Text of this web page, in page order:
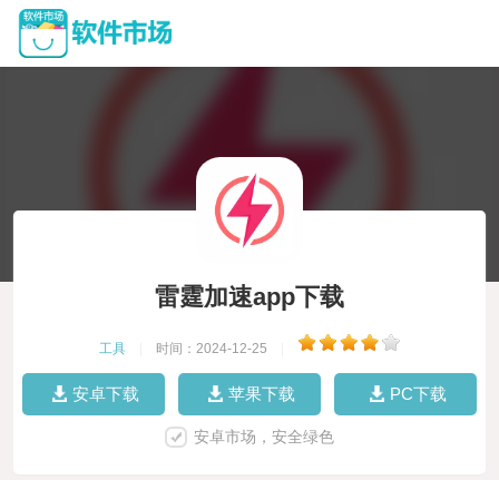
雷霆加速app下载
工具 时间：2024-12-25
安卓下载 苹果下载 PC下载
安卓市场，安全绿色